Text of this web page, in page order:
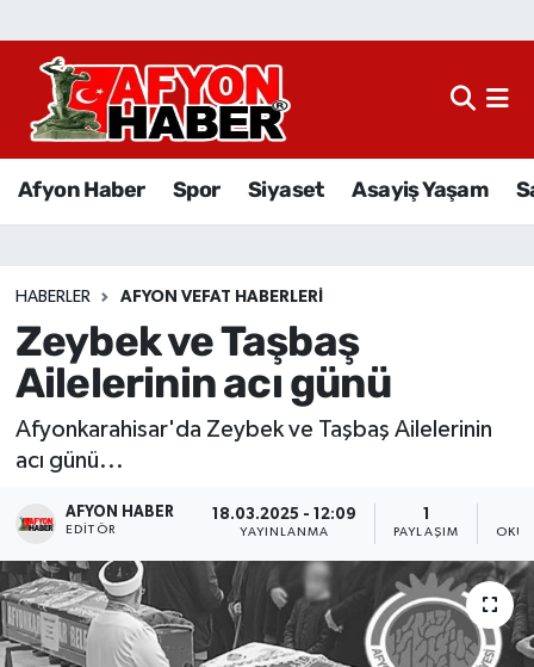
Afyon Haber Spor Siyaset Asayiş Yaşam
HABERLER AFYON VEFAT HABERLERI
Zeybek ve Taşbaş
Ailelerinin acı günü
Afyonkarahisar'da Zeybek ve Taşbaş Ailelerinin
acı günü...
AFYON HABER
EDITÖR
18.03.2025 - 12:09
YAYINLANMA PAYLAŞIM
Afyon Haber
Sağlık
Eğitim
Sivil Toplum
Ekonomi
Magazin
Etkinlikler